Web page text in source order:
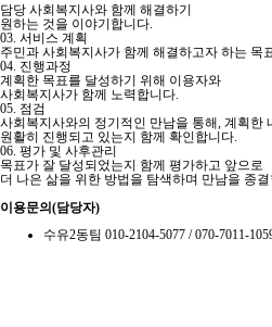
담당 사회복지사와 함께 해결하기
원하는 것을 이야기합니다.
03. 서비스 계획
주민과 사회복지사가 함께 해결하고자 하는 목
04. 진행과정
계획한 목표를 달성하기 위해 이용자와
사회복지사가 함께 노력합니다.
05. 점검
사회복지사와의 정기적인 만남을 통해, 계획한
원활히 진행되고 있는지 함께 확인합니다.
06. 평가 및 사후관리
목표가 잘 달성되었는지 함께 평가하고 앞으로
더 나은 삶을 위한 방법을 탐색하며 만남을 종결
이용문의(담당자)
수유2동팀 010-2104-5077 / 070-7011-